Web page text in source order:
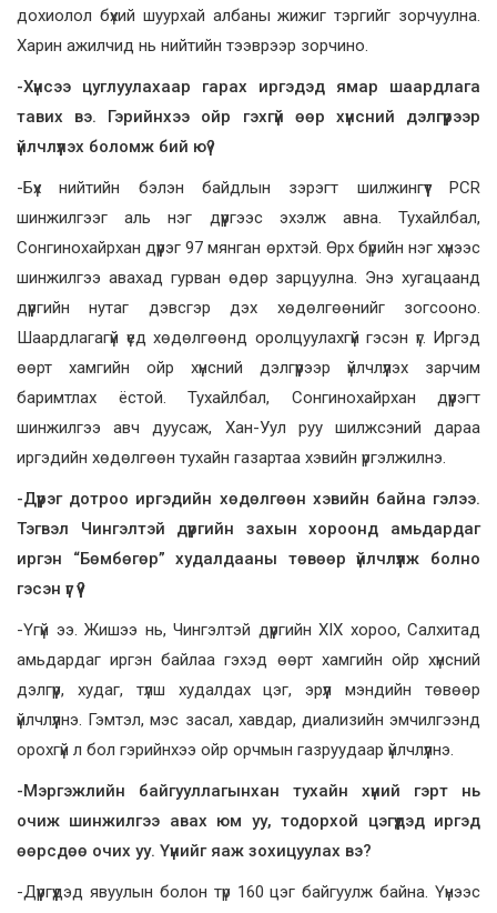
дохиолол бүхий шуурхай албаны жижиг тэргийг зорчуулна.
Харин ажилчид нь нийтийн тээврээр зорчино.
-Хүнсээ цуглуулахаар гарах иргэдэд ямар шаардлага
тавих вэ. Гэрийнхээ ойр гэхгүй өөр хүнсний дэлгүүрээр
үйлчлүүлэх боломж бий юү?
-Бүх нийтийн бэлэн байдлын зэрэгт шилжингүүт PCR
шинжилгээг аль нэг дүүргээс эхэлж авна. Тухайлбал,
Сонгинохайрхан дүүрэг 97 мянган өрхтэй. Өрх бүрийн нэг хүнээс
шинжилгээ авахад гурван өдөр зарцуулна. Энэ хугацаанд
дүүргийн нутаг дэвсгэр дэх хөдөлгөөнийг зогсооно.
Шаардлагагүй үед хөдөлгөөнд оролцуулахгүй гэсэн үг. Иргэд
өөрт хамгийн ойр хүнсний дэлгүүрээр үйлчлүүлэх зарчим
баримтлах ёстой. Тухайлбал, Сонгинохайрхан дүүрэгт
шинжилгээ авч дуусаж, Хан-Уул руу шилжсэний дараа
иргэдийн хөдөлгөөн тухайн газартаа хэвийн үргэлжилнэ.
-Дүүрэг дотроо иргэдийн хөдөлгөөн хэвийн байна гэлээ.
Тэгвэл Чингэлтэй дүүргийн захын хороонд амьдардаг
иргэн “Бөмбөгөр” худалдааны төвөөр үйлчлүүлж болно
гэсэн үг үү?
-Үгүй ээ. Жишээ нь, Чингэлтэй дүүргийн XIX хороо, Салхитад
амьдардаг иргэн байлаа гэхэд өөрт хамгийн ойр хүнсний
дэлгүүр, худаг, түлш худалдах цэг, эрүүл мэндийн төвөөр
үйлчлүүлнэ. Гэмтэл, мэс засал, хавдар, диализийн эмчилгээнд
орохгүй л бол гэрийнхээ ойр орчмын газруудаар үйлчлүүлнэ.
-Мэргэжлийн байгууллагынхан тухайн хүний гэрт нь
очиж шинжилгээ авах юм уу, тодорхой цэгүүдэд иргэд
өөрсдөө очих уу. Үүнийг яаж зохицуулах вэ?
-Дүүргүүдэд явуулын болон түр 160 цэг байгуулж байна. Үүнээс